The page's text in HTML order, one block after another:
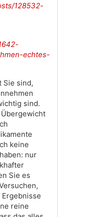
128532-
echtes-
Sie sind,
sind.
keine
nur
Sie es
reine